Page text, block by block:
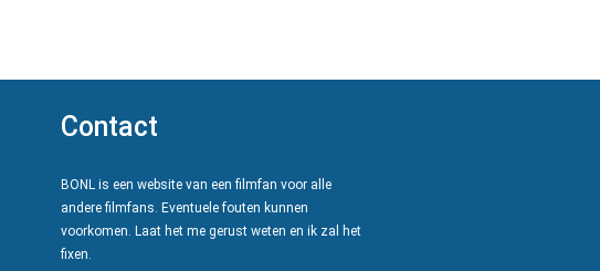
Contact
BONL is een website van een filmfan voor alle
andere filmfans. Eventuele fouten kunnen
voorkomen. Laat het me gerust weten en ik zal het
fixen.